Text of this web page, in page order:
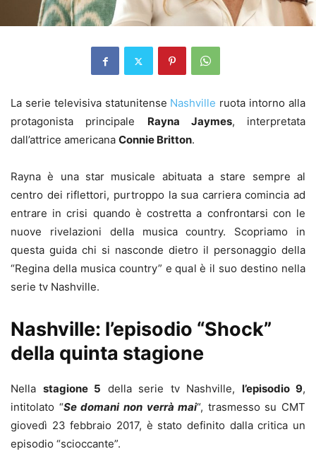
La serie televisiva statunitense Nashville ruota intorno alla
protagonista principale Rayna Jaymes, interpretata
dall’attrice americana Connie Britton.
Rayna è una star musicale abituata a stare sempre al
centro dei riflettori, purtroppo la sua carriera comincia ad
entrare in crisi quando è costretta a confrontarsi con le
nuove rivelazioni della musica country. Scopriamo in
questa guida chi si nasconde dietro il personaggio della
“Regina della musica country” e qual è il suo destino nella
serie tv Nashville.
Nashville: l’episodio “Shock”
della quinta stagione
Nella stagione 5 della serie tv Nashville, l’episodio 9,
intitolato “Se domani non verrà mai“, trasmesso su CMT
giovedì 23 febbraio 2017, è stato definito dalla critica un
episodio “scioccante”.